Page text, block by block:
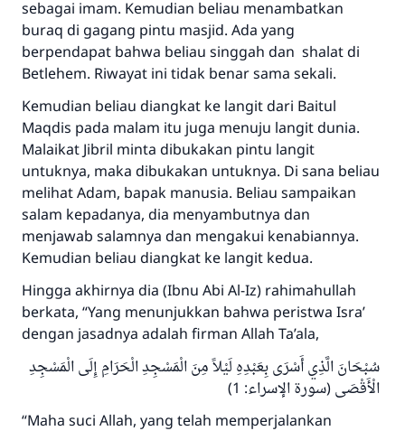
sebagai imam. Kemudian beliau menambatkan
buraq di gagang pintu masjid. Ada yang
berpendapat bahwa beliau singgah dan shalat di
Betlehem. Riwayat ini tidak benar sama sekali.
Kemudian beliau diangkat ke langit dari Baitul
Maqdis pada malam itu juga menuju langit dunia.
Malaikat Jibril minta dibukakan pintu langit
untuknya, maka dibukakan untuknya. Di sana beliau
melihat Adam, bapak manusia. Beliau sampaikan
salam kepadanya, dia menyambutnya dan
menjawab salamnya dan mengakui kenabiannya.
Kemudian beliau diangkat ke langit kedua.
Hingga akhirnya dia (Ibnu Abi Al-Iz) rahimahullah
berkata, “Yang menunjukkan bahwa peristwa Isra’
dengan jasadnya adalah firman Allah Ta’ala,
سُبْحَانَ الَّذِي أَسْرَى بِعَبْدِهِ لَيْلاً مِنَ الْمَسْجِدِ الْحَرَامِ إِلَى الْمَسْجِدِ
الْأَقْصَى (سورة الإسراء: 1)
“Maha suci Allah, yang telah memperjalankan